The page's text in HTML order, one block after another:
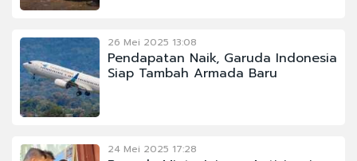
26 Mei 2025 13:08
Pendapatan Naik, Garuda Indonesia
Siap Tambah Armada Baru
24 Mei 2025 17:28